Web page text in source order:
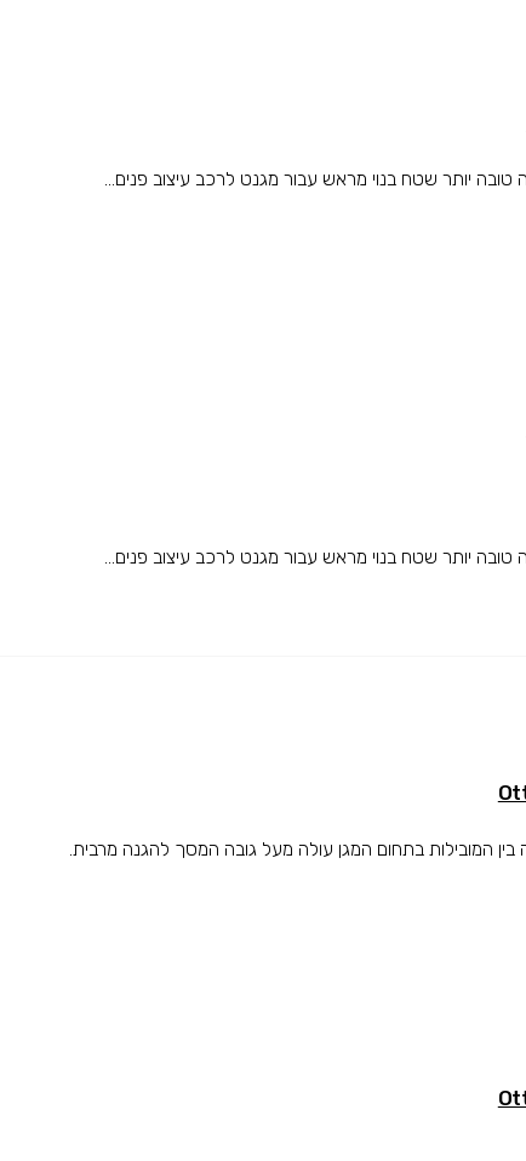
יותר שטח בנוי מראש עבור מגנט לרכב עיצוב פנים...
יותר שטח בנוי מראש עבור מגנט לרכב עיצוב פנים...